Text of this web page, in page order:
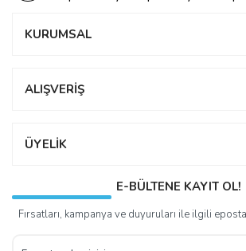
KURUMSAL
ALIŞVERİŞ
ÜYELİK
E-BÜLTENE KAYIT OL!
Fırsatları, kampanya ve duyuruları ile ilgili